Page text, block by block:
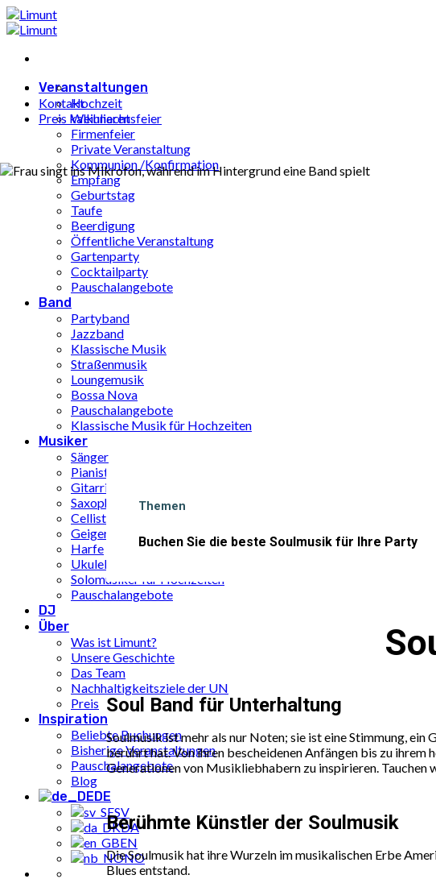
Zum
Inhalt
Veranstaltungen
Hochzeit
Weihnachtsfeier
Firmenfeier
Private Veranstaltung
Kommunion /Konfirmation
Empfang
Geburtstag
Taufe
Beerdigung
Öffentliche Veranstaltung
Gartenparty
Cocktailparty
Pauschalangebote
Band
Partyband
Jazzband
Klassische Musik
Straßenmusik
Loungemusik
Bossa Nova
Pauschalangebote
Klassische Musik für Hochzeiten
Musiker
Sänger
Pianist
Gitarrist
Saxophonist
Cellist
Geiger
Harfe
Ukulele
Solomusiker für Hochzeiten
Pauschalangebote
DJ
Über
Was ist Limunt?
Unsere Geschichte
Das Team
Nachhaltigkeitsziele der UN
Preis
Inspiration
Beliebte Buchungen
Bisherige Veranstaltungen
Pauschalangebote
Blog
DE
SV
DA
EN
NO
Kontakt
Preis kalkulieren
Themen
Buchen Sie die beste Soulmusik für Ihre Party
Soul Band für Unterhaltung
Soulmusik ist mehr als nur Noten; sie ist eine Stimmung,
berührt hat. Von ihren bescheidenen Anfängen bis zu ihrem
Generationen von Musikliebhabern zu inspirieren. Tauchen
Berühmte Künstler der Soulmusik
Die Soulmusik hat ihre Wurzeln im musikalischen Erbe
Blues entstand.